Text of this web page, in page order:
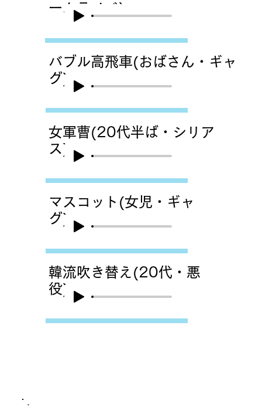
ームラノベ)
バブル高飛車(おばさん・ギャ
グ)
女軍曹(20代半ば・シリア
ス)
マスコット(女児・ギャ
グ)
韓流吹き替え(20代・悪
役)